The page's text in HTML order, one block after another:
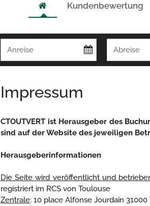
Kundenbewertung
Impressum
CTOUTVERT ist Herausgeber des
sind auf der Website des jeweiligen
Herausgeberinformationen
Die Seite wird veröffentlicht und
registriert im RCS von Toulouse
Zentrale: 10 place Alfonse Jourdain 31000